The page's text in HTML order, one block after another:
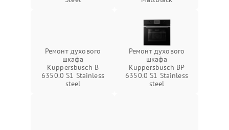
Ремонт духового
шкафа
Kuppersbusch B
6350.0 S1 Stainless
steel
Ремонт духового
шкафа
Kuppersbusch BP
6350.0 S1 Stainless
steel